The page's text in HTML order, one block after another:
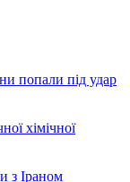
попали під удар
хімічної
з Іраном